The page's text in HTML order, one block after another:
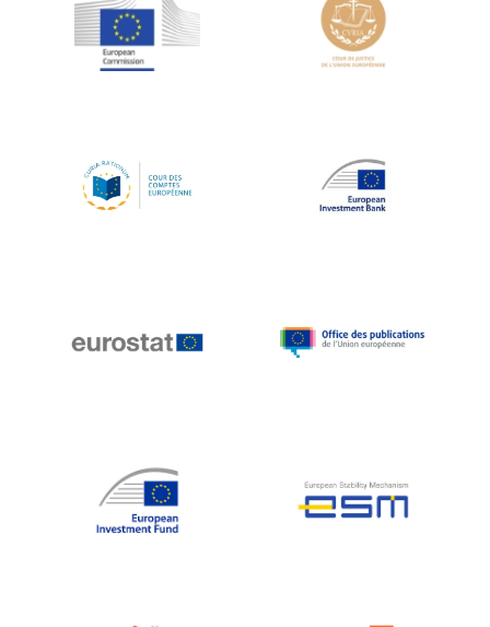
Jean-Louis Schiltz
Jean-Victor Louis
Johnny Åkerholm
Katharien L.C. Hunt
Klaus-Heiner Lehne
Koen LENAERTS
Lars Heikensten